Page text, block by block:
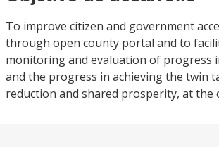
To improve citizen and government
through open county portal and to
monitoring and evaluation of progress
and the progress in achieving the twin
reduction and shared prosperity, at the